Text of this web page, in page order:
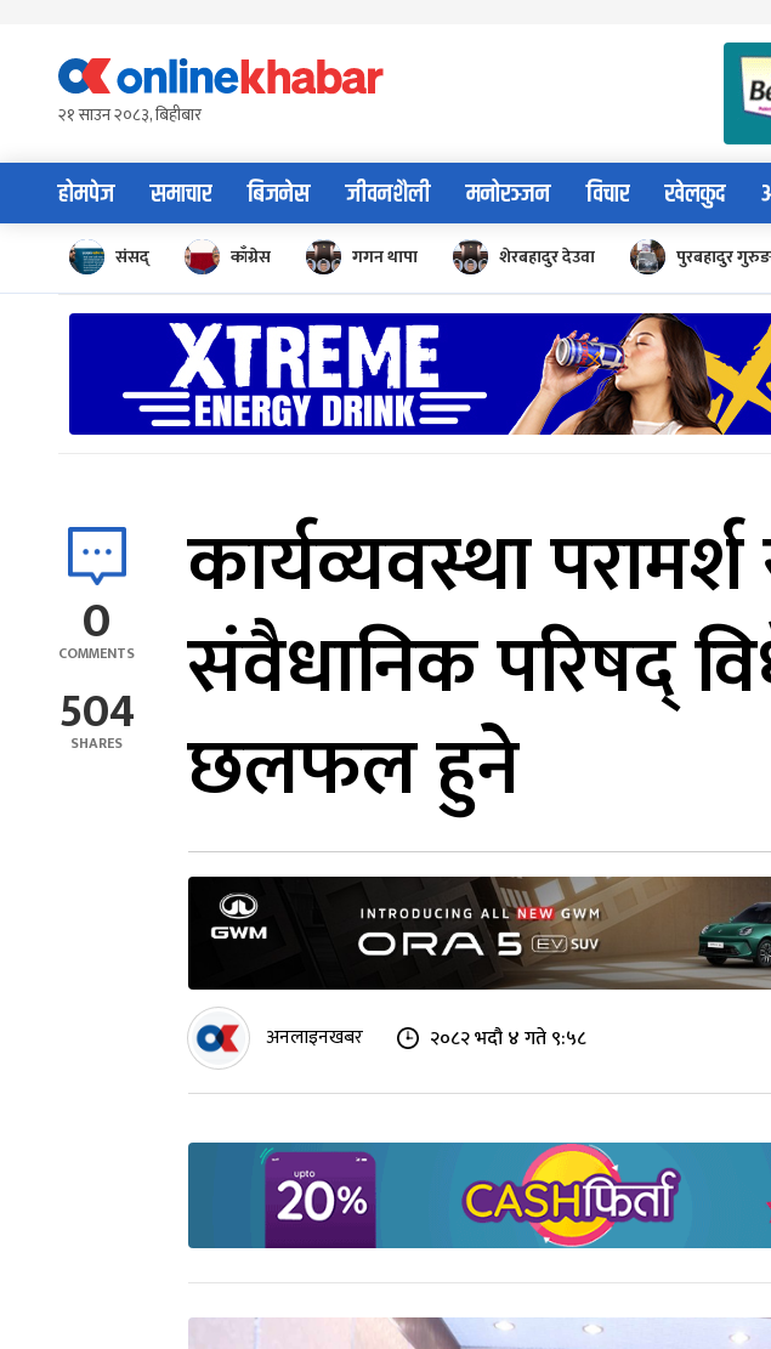
content२१ साउन २०८३, बिहीबार
होमपेज समाचार बिजनेस जीवनशैली मनोरञ्जन विचार खेलकुद
संसद् काँग्रेस गगन थापा शेरबहादुर देउवा पुरबहादुर गुरुङ
0
COMMENTS
504
SHARES
कार्यव्यवस्था
संवैधानिक परिषद्
छलफल हुने
अनलाइनखबर २०८२ भदौ ४ गते ९:५८